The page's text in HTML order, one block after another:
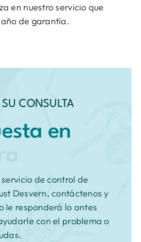
en nuestro servicio que
de garantía.
CONSULTA
en
de control de
Desvern, contáctenos y
le responderá lo antes
con el problema o